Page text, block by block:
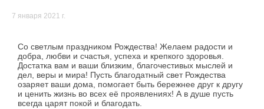
7 января 2021 г.
Со светлым праздником Рождества! Желаем радости и
добра, любви и счастья, успеха и крепкого здоровья.
Достатка вам и ваши близким, благочестивых мыслей и
дел, веры и мира! Пусть благодатный свет Рождества
озаряет ваши дома, помогает быть бережнее друг к другу
и ценить жизнь во всех её проявлениях! А в душе пусть
всегда царят покой и благодать.